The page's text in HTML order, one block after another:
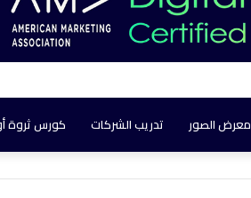
معرض الصور تدريب الشركات كورس ثروة